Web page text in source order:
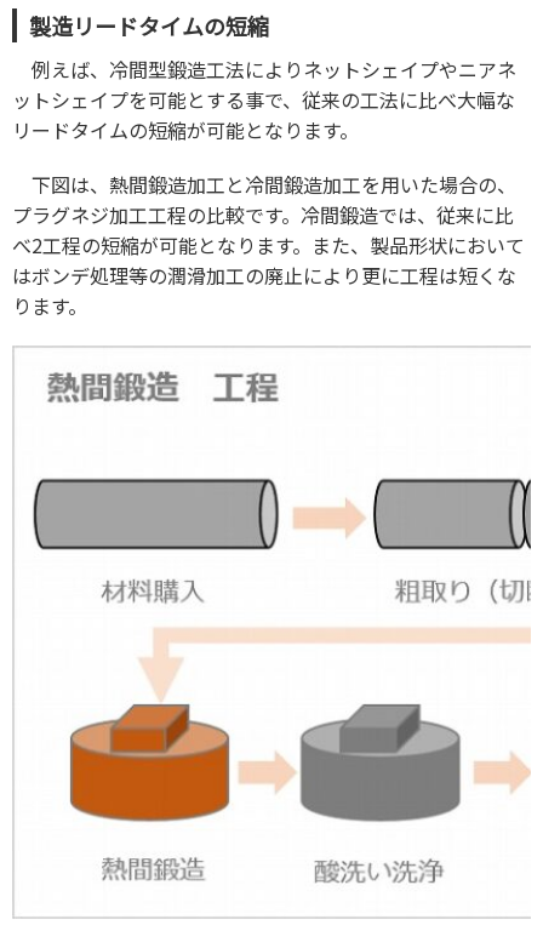
製造リードタイムの短縮
例えば、冷間型鍛造工法によりネットシェイプやニアネ
ットシェイプを可能とする事で、従来の工法に比べ大幅な
リードタイムの短縮が可能となります。
下図は、熱間鍛造加工と冷間鍛造加工を用いた場合の、
プラグネジ加工工程の比較です。冷間鍛造では、従来に比
べ2工程の短縮が可能となります。また、製品形状において
はボンデ処理等の潤滑加工の廃止により更に工程は短くな
ります。